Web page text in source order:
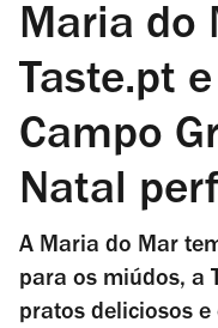
Maria do
Taste.pt
Campo
Natal
A Maria do Mar
para os miúdos, a
pratos deliciosos